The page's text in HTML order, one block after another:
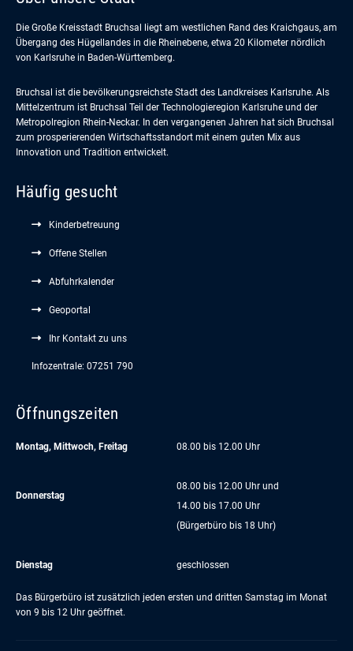
Die Große Kreisstadt Bruchsal liegt am westlichen Rand des Kraichgaus, am
Übergang des Hügellandes in die Rheinebene, etwa 20 Kilometer nördlich
von Karlsruhe in Baden-Württemberg.
Bruchsal ist die bevölkerungsreichste Stadt des Landkreises Karlsruhe. Als
Mittelzentrum ist Bruchsal Teil der Technologieregion Karlsruhe und der
Metropolregion Rhein-Neckar. In den vergangenen Jahren hat sich Bruchsal
zum prosperierenden Wirtschaftsstandort mit einem guten Mix aus
Innovation und Tradition entwickelt.
Häufig gesucht
Kinderbetreuung
Offene Stellen
Abfuhrkalender
Geoportal
Ihr Kontakt zu uns
Infozentrale: 07251 790
Öffnungszeiten
Montag, Mittwoch, Freitag 08.00 bis 12.00 Uhr
Donnerstag
08.00 bis 12.00 Uhr und
14.00 bis 17.00 Uhr
(Bürgerbüro bis 18 Uhr)
Dienstag geschlossen
Das Bürgerbüro ist zusätzlich jeden ersten und dritten Samstag im Monat
von 9 bis 12 Uhr geöffnet.